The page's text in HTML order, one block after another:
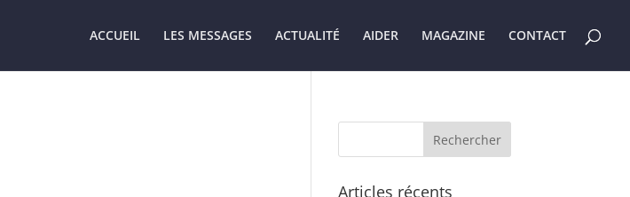
ACCUEIL LES MESSAGES ACTUALITÉ AIDER MAGAZINE CONTACT
Articles récents